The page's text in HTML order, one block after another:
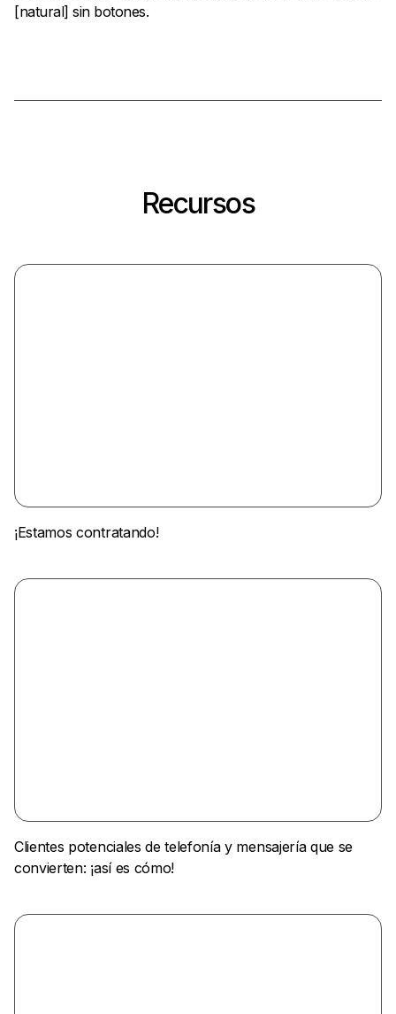
[natural] sin botones.
Recursos
¡Estamos contratando!
Clientes potenciales de telefonía y mensajería que se
convierten: ¡así es cómo!